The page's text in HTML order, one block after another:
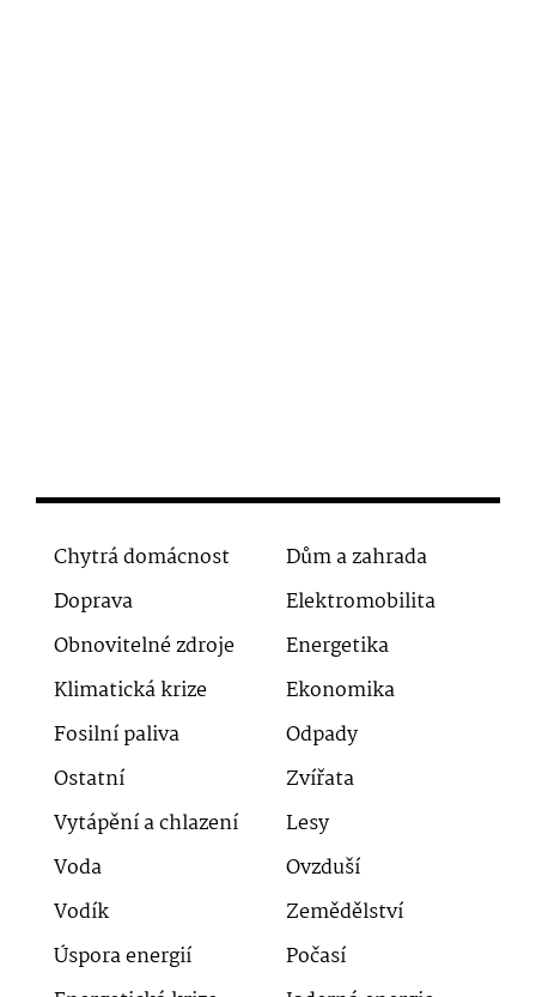
Chytrá domácnost
Dům a zahrada
Doprava
Elektromobilita
Obnovitelné zdroje
Energetika
Klimatická krize
Ekonomika
Fosilní paliva
Odpady
Ostatní
Zvířata
Vytápění a chlazení
Lesy
Voda
Ovzduší
Vodík
Zemědělství
Úspora energií
Počasí